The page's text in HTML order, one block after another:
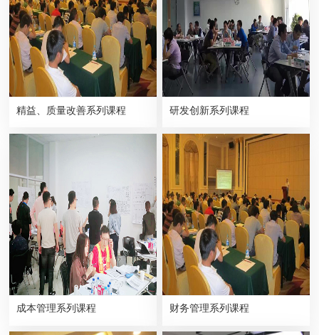
精益、质量改善系列课程 研发创新系列课程
成本管理系列课程 财务管理系列课程